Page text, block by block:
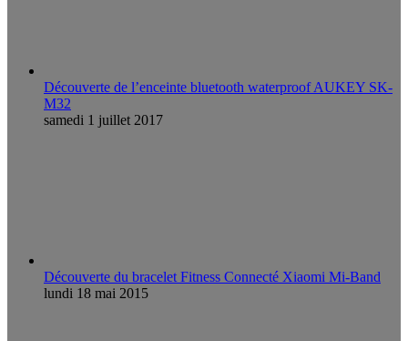
Découverte de l’enceinte bluetooth waterproof AUKEY SK-
M32
samedi 1 juillet 2017
Découverte du bracelet Fitness Connecté Xiaomi Mi-Band
lundi 18 mai 2015